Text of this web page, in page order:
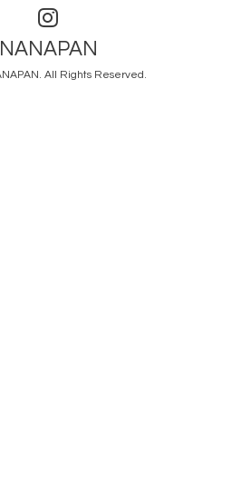
NANAPAN
. All Rights Reserved.